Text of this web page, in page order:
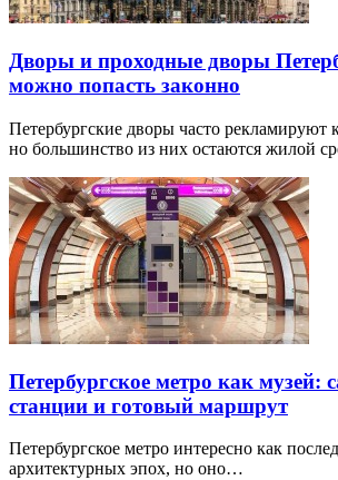
Дворы и проходные дворы
можно попасть законно
Петербургские дворы часто рекламируют
но большинство из них остаются жилой
Петербургское метро как музей:
станции и готовый маршрут
Петербургское метро интересно как
архитектурных эпох, но оно…